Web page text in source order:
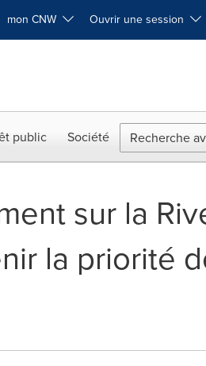
mon CNW Ouvrir une session
public Société Recherche
sur la
la priorité